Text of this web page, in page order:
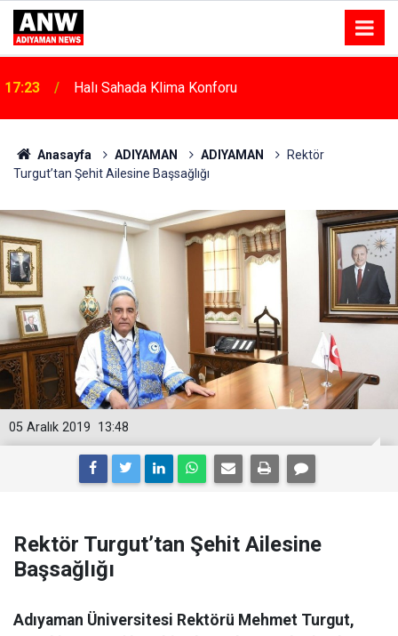
17:18 Depremde Azalan Derslik Sayısı Yeni Okullarla Arttı
Anasayfa ADIYAMAN ADIYAMAN
Rektör
Turgut’tan Şehit Ailesine Başsağlığı
13:48
05 Aralık 2019
Rektör Turgut’tan Şehit Ailesine
Başsağlığı
Adıyaman Üniversitesi Rektörü Mehmet Turgut,